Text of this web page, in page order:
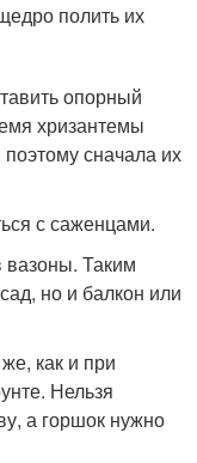
полить их
опорный
хризантемы
поэтому сначала их
с саженцами.
Таким
но и балкон или
как и при
Нельзя
а горшок нужно